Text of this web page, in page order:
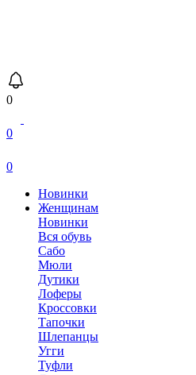
0
0
0
Новинки
Женщинам
Новинки
Вся обувь
Сабо
Мюли
Дутики
Лоферы
Кроссовки
Тапочки
Шлепанцы
Угги
Туфли